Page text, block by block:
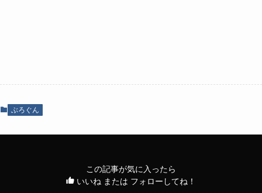
ぶろぐん
この記事が気に入ったら
いいね または フォローしてね！